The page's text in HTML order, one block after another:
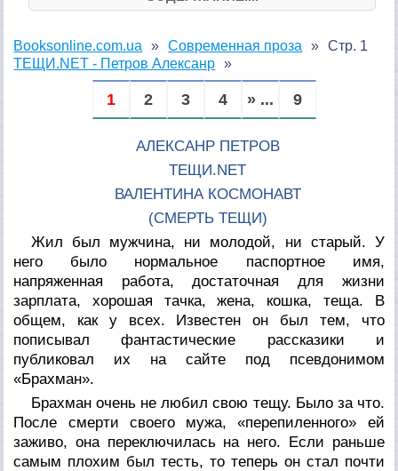
Booksonline.com.ua
Современная проза
ТЕЩИ.NET - Петров Алексанр
Стр. 1
1 2 3 4 » ... 9
АЛЕКСАНР ПЕТРОВ
ТЕЩИ.NET
ВАЛЕНТИНА КОСМОНАВТ
(СМЕРТЬ ТЕЩИ)
Жил был мужчина, ни молодой, ни старый. У
него было нормальное паспортное имя,
напряженная работа, достаточная для жизни
зарплата, хорошая тачка, жена, кошка, теща. В
общем, как у всех. Известен он был тем, что
пописывал фантастические рассказики и
публиковал их на сайте под псевдонимом
«Брахман».
Брахман очень не любил свою тещу. Было за что.
После смерти своего мужа, «перепиленного» ей
заживо, она переключилась на него. Если раньше
самым плохим был тесть, то теперь он стал почти